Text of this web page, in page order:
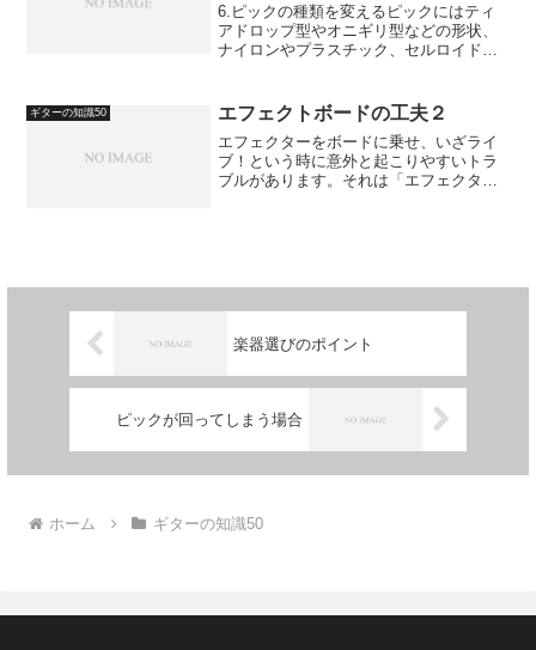
6.ピックの種類を変えるピックにはティ
アドロップ型やオニギリ型などの形状、
ナイロンやプラスチック、セルロイド、
ら、「Medium」(0.8mm前後)、「He...
ギターの知識50 エフェクトボードの工夫２
エフェクターをボードに乗せ、いざライ
ブ！という時に意外と起こりやすいトラ
ブルがあります。それは「エフェクター
楽器選びのポイント
ピックが回ってしまう場合
ホーム ギターの知識50